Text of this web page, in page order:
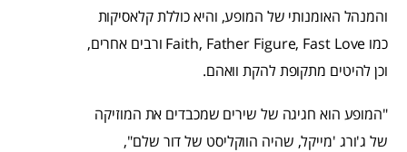
והמנהל האומנותי של המופע, והיא כוללת קלאסיקות
כמו Faith, Father Figure, Fast Love ורבים אחרים,
וכן להיטים מתקופת להקת וואהם.
"המופע הוא חגיגה של שירים שמכבדים את המוזיקה
של ג'ורג 'מייקל, שהיה הווקליסט של דור שלם",